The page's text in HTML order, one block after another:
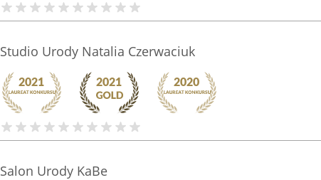
Studio Urody Natalia Czerwaciuk
Salon Urody KaBe